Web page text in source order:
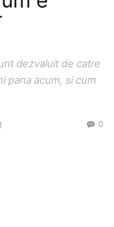
dezvaluit de catre
pana acum, si cum
0